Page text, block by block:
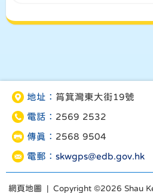
地址： 筲箕灣東大街19號
電話： 2569 2532
傳真： 2568 9504
電郵： skwgps@edb.gov.hk
網頁地圖 | Copyright ©2026 Shau